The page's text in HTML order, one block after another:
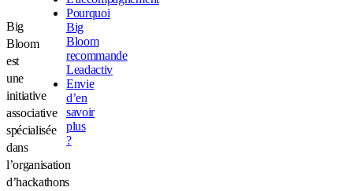
Big
Bloom
est
une
initiative
associative
spécialisée
dans
l’organisation
d’hackathons
Pourquoi
Big
Bloom
recommande
Leadactiv
Envie
d’en
savoir
plus
?